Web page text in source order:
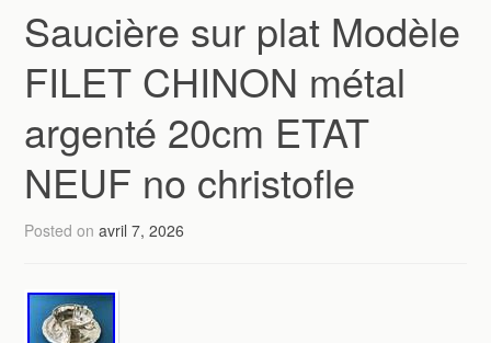
Saucière sur plat Modèle
FILET CHINON métal
argenté 20cm ETAT
NEUF no christofle
Posted onavril 7, 2026